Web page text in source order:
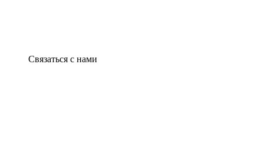
Связаться с нами